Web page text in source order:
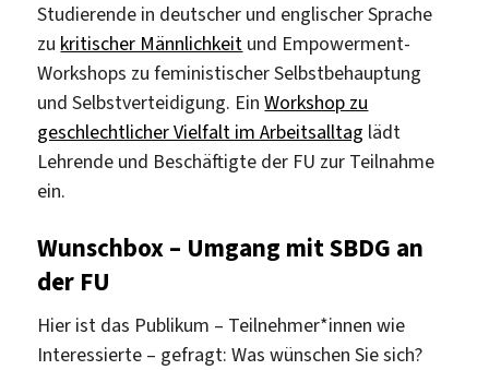
Studierende in deutscher und englischer Sprache
zu kritischer Männlichkeit und Empowerment-
Workshops zu feministischer Selbstbehauptung
und Selbstverteidigung. EinWorkshop zu
geschlechtlicher Vielfalt im Arbeitsalltag lädt
Lehrende und Beschäftigte der FU zur Teilnahme
ein.
Wunschbox – Umgang mit SBDG an
der FU
Hier ist das Publikum – Teilnehmer*innen wie
Interessierte – gefragt: Was wünschen Sie sich?